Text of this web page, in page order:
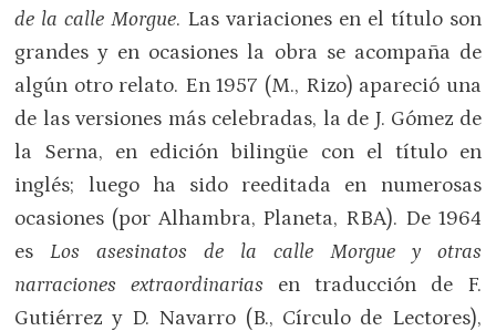
de la calle Morgue. Las variaciones en el título son
grandes y en ocasiones la obra se acompaña de
algún otro relato. En 1957 (M., Rizo) apareció una
de las versiones más celebradas, la de J. Gómez de
la Serna, en edición bilingüe con el título en
inglés; luego ha sido reeditada en numerosas
ocasiones (por Alhambra, Planeta, RBA). De 1964
esLos asesinatos de la calle Morgue y otras
narraciones extraordinarias en traducción de F.
Gutiérrez y D. Navarro (B., Círculo de Lectores),